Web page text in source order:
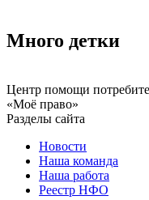
Много детки
Центр помощи
«Моё право»
Разделы сайта
Новости
Наша команда
Наша работа
Реестр НФО